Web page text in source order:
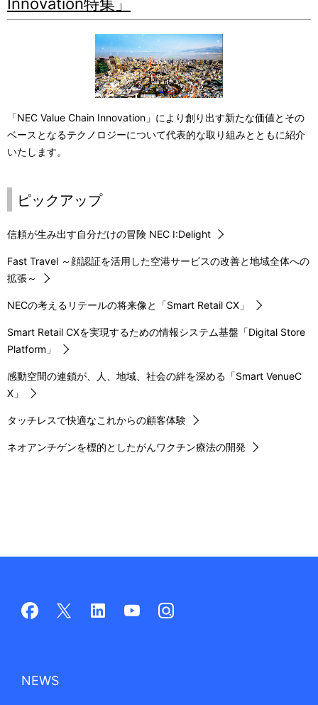
Innovation特集」
「NEC Value Chain Innovation」により創り出す新たな価値とその
ベースとなるテクノロジーについて代表的な取り組みとともに紹介
いたします。
ピックアップ
信頼が生み出す自分だけの冒険 NEC I:Delight
Fast Travel ～顔認証を活用した空港サービスの改善と地域全体への
拡張～
NECの考えるリテールの将来像と「Smart Retail CX」
Smart Retail CXを実現するための情報システム基盤「Digital Store
Platform」
感動空間の連鎖が、人、地域、社会の絆を深める「Smart VenueC
X」
タッチレスで快適なこれからの顧客体験
ネオアンチゲンを標的としたがんワクチン療法の開発
NEWS